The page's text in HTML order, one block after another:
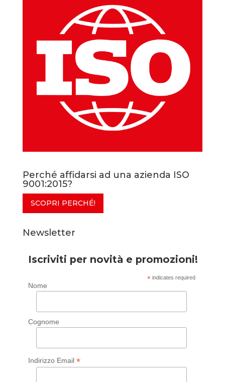
Perché affidarsi ad una azienda ISO
9001:2015?
SCOPRI PERCHÉ!
Newsletter
Iscriviti per novità e promozioni!
* indicates required
Nome
Cognome
Indirizzo Email *